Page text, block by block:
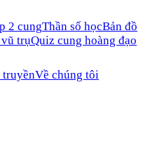
2 cungThần số họcBản đồ
trụQuiz cung hoàng đạo
truyềnVề chúng tôi